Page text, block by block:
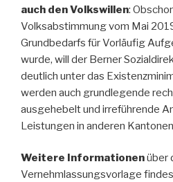
auch den Volkswillen:
Volksabstimmung vom Mai
Grundbedarfs für Vorläufig
wurde, will der Berner
deutlich unter das
werden auch grundlegende
ausgehebelt und irreführende
Leistungen in anderen
Weitere Informationenüber
Vernehmlassungsvorlage